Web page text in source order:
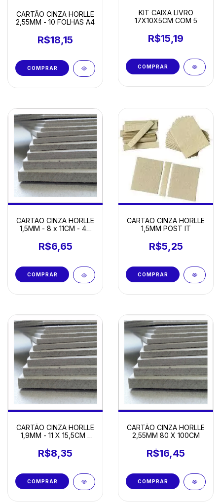
CARTÃO CINZA HORLLE
2,55MM - 10 FOLHAS A4
R$18,15
KIT CAIXA LIVRO
17X10X5CM COM 5
R$15,19
CARTÃO CINZA HORLLE
1,5MM - 8 x 11CM - 40
R$6,65
CARTÃO CINZA HORLLE
1,5MM POST IT
R$5,25
CARTÃO CINZA HORLLE
1,9MM - 11 X 15,5CM -
R$8,35
CARTÃO CINZA HORLLE
2,55MM 80 X 100CM
R$16,45